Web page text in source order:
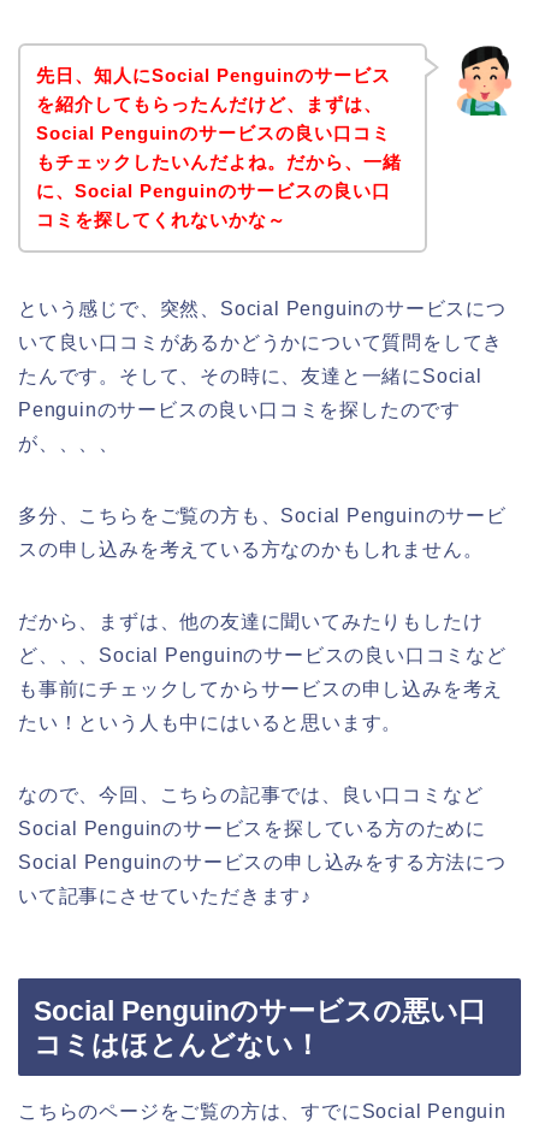
先日、知人にSocial Penguinのサービス
を紹介してもらったんだけど、まずは、
Social Penguinのサービスの良い口コミ
もチェックしたいんだよね。だから、一緒
に、Social Penguinのサービスの良い口
コミを探してくれないかな～
という感じで、突然、Social Penguinのサービスにつ
いて良い口コミがあるかどうかについて質問をしてき
たんです。そして、その時に、友達と一緒にSocial
Penguinのサービスの良い口コミを探したのです
が、、、、
多分、こちらをご覧の方も、Social Penguinのサービ
スの申し込みを考えている方なのかもしれません。
だから、まずは、他の友達に聞いてみたりもしたけ
ど、、、Social Penguinのサービスの良い口コミなど
も事前にチェックしてからサービスの申し込みを考え
たい！という人も中にはいると思います。
なので、今回、こちらの記事では、良い口コミなど
Social Penguinのサービスを探している方のために
Social Penguinのサービスの申し込みをする方法につ
いて記事にさせていただきます♪
Social Penguinのサービスの悪い口
コミはほとんどない！
こちらのページをご覧の方は、すでにSocial Penguin